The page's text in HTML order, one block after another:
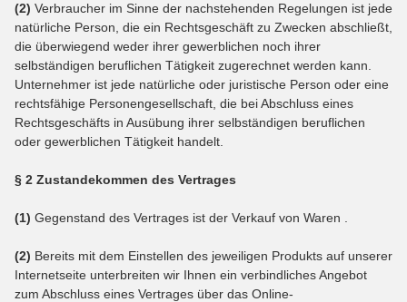
(2) Verbraucher im Sinne der nachstehenden Regelungen ist jede
natürliche Person, die ein Rechtsgeschäft zu Zwecken abschließt,
die überwiegend weder ihrer gewerblichen noch ihrer
selbständigen beruflichen Tätigkeit zugerechnet werden kann.
Unternehmer ist jede natürliche oder juristische Person oder eine
rechtsfähige Personengesellschaft, die bei Abschluss eines
Rechtsgeschäfts in Ausübung ihrer selbständigen beruflichen
oder gewerblichen Tätigkeit handelt.
§ 2 Zustandekommen des Vertrages
(1) Gegenstand des Vertrages ist der Verkauf von Waren
(2) Bereits mit dem Einstellen des jeweiligen Produkts auf unserer
Internetseite unterbreiten wir Ihnen ein verbindliches Angebot
zum Abschluss eines Vertrages über das Online-